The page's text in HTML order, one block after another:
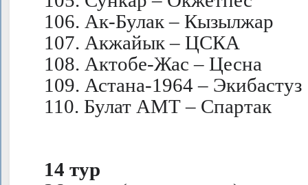
106. Ак-Булак – Кызылжар
107. Акжайык – ЦСКА
108. Актобе-Жас – Цесна
109. Астана-1964 – Экибастуз
110. Булат АМТ – Спартак
14 тур